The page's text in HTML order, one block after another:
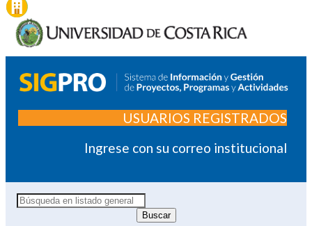
USUARIOS REGISTRADOS
Ingrese con su correo institucional